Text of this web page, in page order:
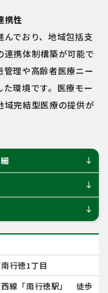
携性
でおり、地域包括支
連携体制構築が可能で
理や高齢者医療ニー
環境です。医療モー
域完結型医療の提供が
south
south
south
行徳1丁目
西線「南行徳駅」 徒歩